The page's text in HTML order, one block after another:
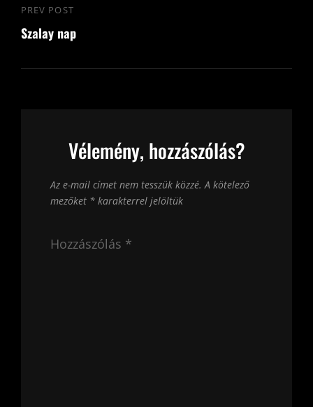
Previous
Post
PREV POST
Szalay nap
Vélemény, hozzászólás?
Az e-mail címet nem tesszük közzé. A kötelező
mezőket * karakterrel jelöltük
Hozzászólás *